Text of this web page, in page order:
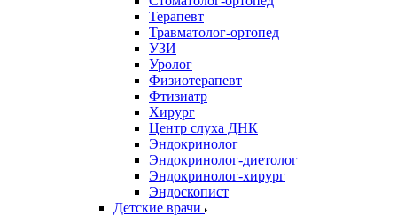
Терапевт
Травматолог-ортопед
УЗИ
Уролог
Физиотерапевт
Фтизиатр
Хирург
Центр слуха ДНК
Эндокринолог
Эндокринолог-диетолог
Эндокринолог-хирург
Эндоскопист
Детские врачи